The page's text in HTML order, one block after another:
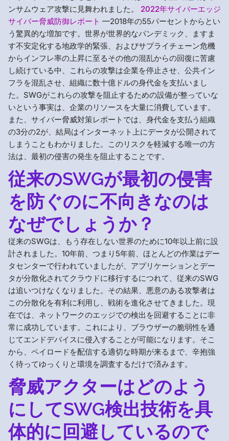
ンサムウェア攻撃に見舞われました。 2022年サイバーエッジ
サイバー脅威防御レポート —2018年の55パーセントからとい
う驚異的な増加です。世界が世界的なパンデミック、ますま
す不安定化する地政学的緊張、およびサプライチェーン危機
からインフレ率の上昇に至るその他の混乱からの回復に苦慮
し続けている中、これらの攻撃は企業を停止させ、公共イン
フラを混乱させ、組織に数十億ドルの身代金を支払いまし
た。SWGがこれらの攻撃を阻止するための設備が整っていな
いという事実は、企業のリソースを大量に消費しています。
また、サイバー脅威対策レポートでは、身代金を支払う組織
の3分の2が、結局はインターネット上にデータが公開されて
しまうこともわかりました。このリスクを軽減する唯一の方
法は、最初の侵害の発生を阻止することです。
従来のSWGが最初の侵害
を防ぐのに不向きなのは
なぜでしょうか？
従来のSWGは、もう存在しない世界のために10年以上前に設
計されました。10年前、つまり5年前、ほとんどの作業はデー
タセンターで行われていましたが、アプリケーションとデー
タが分散化されてクラウドに移行するにつれて、従来のSWG
は追いつけなくなりました。その結果、悪意のある攻撃者は
この分散化を有利に利用し、戦術を進化させてきました。現
在では、ネットワークのエッジでの検出を回避することに非
常に成功しています。これにより、ブラウザーの脆弱性を通
じてエンドデバイスに侵入することが可能になります。そこ
から、ペイロードを配信する適切な時期が来るまで、辛抱強
く待ってゆっくりと環境を調査するだけで済みます。
脅威アクターはどのよう
にしてSWG検出技術を具
体的に回避しているので